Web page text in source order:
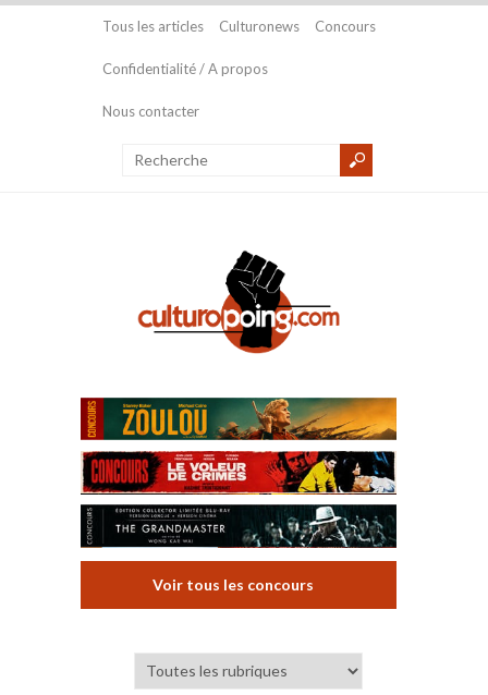
Tous les articles Culturonews Concours
Confidentialité / A propos
Nous contacter
Voir tous les concours